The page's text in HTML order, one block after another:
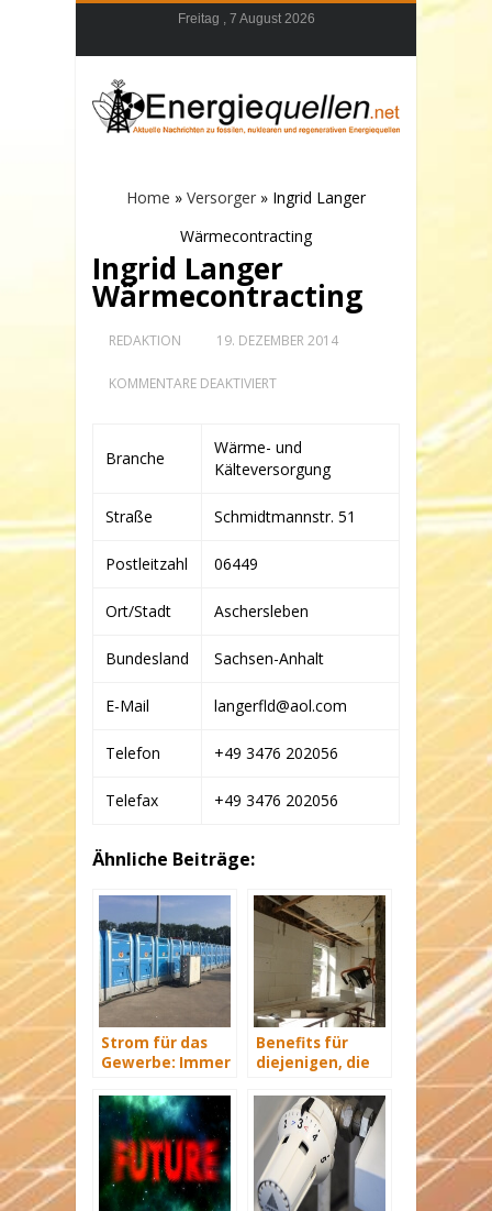
Freitag , 7 August 2026
Home » Versorger » Ingrid Langer
Wärmecontracting
Ingrid Langer
Wärmecontracting
REDAKTION 19. DEZEMBER 2014
KOMMENTARE DEAKTIVIERTFÜR
Branche
Wärme- und
Kälteversorgung
Straße Schmidtmannstr. 51
Postleitzahl 06449
Ort/Stadt Aschersleben
Bundesland Sachsen-Anhalt
E-Mail langerfld@aol.com
Telefon +49 3476 202056
Telefax +49 3476 202056
Ähnliche Beiträge:
Strom für das
Gewerbe: Immer
versorgt
Benefits für
diejenigen, die
sanieren